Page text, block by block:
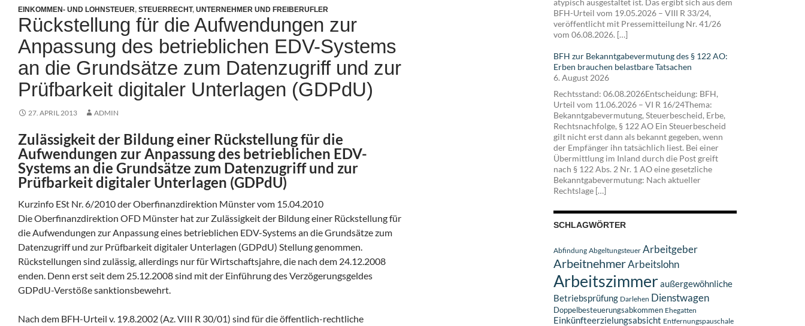
EINKOMMEN- UND LOHNSTEUER, STEUERRECHT, UNTERNEHMER UND FREIBERUFLER
Rückstellung für die Aufwendungen zur
Anpassung des betrieblichen EDV-Systems
an die Grundsätze zum Datenzugriff und zur
Prüfbarkeit digitaler Unterlagen (GDPdU)
27. APRIL 2013 ADMIN
Zulässigkeit der Bildung einer Rückstellung für die
Aufwendungen zur Anpassung des betrieblichen EDV-
Systems an die Grundsätze zum Datenzugriff und zur
Prüfbarkeit digitaler Unterlagen (GDPdU)
Kurzinfo ESt Nr. 6/2010 der Oberfinanzdirektion Münster vom 15.04.2010
Die Oberfinanzdirektion OFD Münster hat zur Zulässigkeit der Bildung einer Rückstellung für
die Aufwendungen zur Anpassung eines betrieblichen EDV-Systems an die Grundsätze zum
Datenzugriff und zur Prüfbarkeit digitaler Unterlagen (GDPdU) Stellung genommen.
Rückstellungen sind zulässig, allerdings nur für Wirtschaftsjahre, die nach dem 24.12.2008
enden. Denn erst seit dem 25.12.2008 sind mit der Einführung des Verzögerungsgeldes
GDPdU-Verstöße sanktionsbewehrt.
Nach dem BFH-Urteil v. 19.8.2002 (Az. VIII R 30/01) sind für die öffentlich-rechtliche
atypisch ausgestaltet ist. Das ergibt sich aus dem
BFH-Urteil vom 19.05.2026 – VIII R 33/24,
veröffentlicht mit Pressemitteilung Nr. 41/26
vom 06.08.2026. […]
BFH zur Bekanntgabevermutung des § 122 AO:
Erben brauchen belastbare Tatsachen
6. August 2026
Rechtsstand: 06.08.2026Entscheidung: BFH,
Urteil vom 11.06.2026 – VI R 16/24Thema:
Bekanntgabevermutung, Steuerbescheid, Erbe,
Rechtsnachfolge, § 122 AO Ein Steuerbescheid
gilt nicht erst dann als bekannt gegeben, wenn
der Empfänger ihn tatsächlich liest. Bei einer
Übermittlung im Inland durch die Post greift
nach § 122 Abs. 2 Nr. 1 AO eine gesetzliche
Bekanntgabevermutung: Nach aktueller
Rechtslage […]
SCHLAGWÖRTER
Abfindung Abgeltungsteuer Arbeitgeber
ArbeitnehmerArbeitslohn
Arbeitszimmeraußergewöhnliche
Betriebsprüfung Darlehen Dienstwagen
Doppelbesteuerungsabkommen Ehegatten
Einkünfteerzielungsabsicht Entfernungspauschale